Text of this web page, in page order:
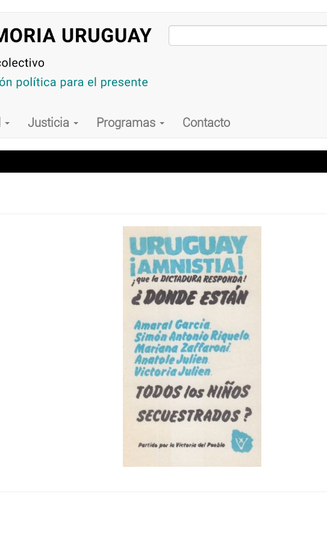
Justicia Programas Contacto